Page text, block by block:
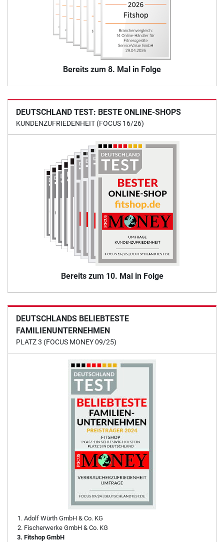
Bereits zum 8. Mal in Folge
DEUTSCHLAND TEST: BESTE ONLINE-SHOPS
KUNDENZUFRIEDENHEIT (FOCUS 16/26)
Bereits zum 10. Mal in Folge
DEUTSCHLANDS BELIEBTESTE
FAMILIENUNTERNEHMEN
PLATZ 3 (FOCUS MONEY 09/25)
Adolf Würth GmbH & Co. KG
Fischerwerke GmbH & Co. KG
Fitshop GmbH